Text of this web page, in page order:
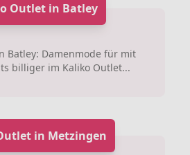
Outlet in Batley
Batley: Damenmode für mit
billiger im Kaliko Outlet...
in Metzingen